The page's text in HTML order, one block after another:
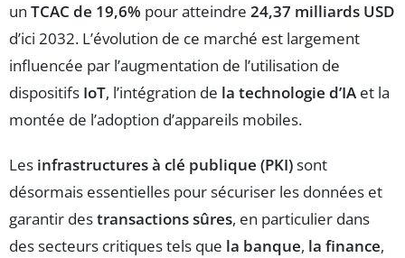
un TCAC de 19,6% pour atteindre 24,37 milliards USD
d’ici 2032. L’évolution de ce marché est largement
influencée par l’augmentation de l’utilisation de
dispositifs IoT, l’intégration de la technologie d’IA et la
montée de l’adoption d’appareils mobiles.
Les infrastructures à clé publique (PKI)sont
désormais essentielles pour sécuriser les données et
garantir destransactions sûres, en particulier dans
des secteurs critiques tels que la banque, la finance,